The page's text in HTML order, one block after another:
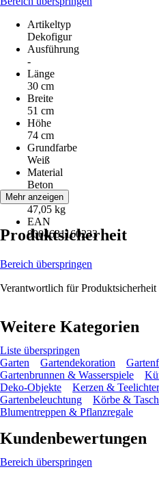
Artikeltyp
Dekofigur
Ausführung
-
Länge
30 cm
Breite
51 cm
Höhe
74 cm
Grundfarbe
Weiß
Material
Beton
Gewicht
47,05 kg
EAN
9004631160233
Mehr anzeigen
Produktsicherheit
Bereich überspringen
Verantwortlich für Produktsicherheit
Weitere Kategorien
Liste überspringen
Garten
Gartendekoration
Gartenbrunnen & Wasserspiele
Deko-Objekte
Kerzen & Teelichter
Gartenbeleuchtung
Körbe &
Blumentreppen & Pflanzregale
Kundenbewertungen
Bereich überspringen